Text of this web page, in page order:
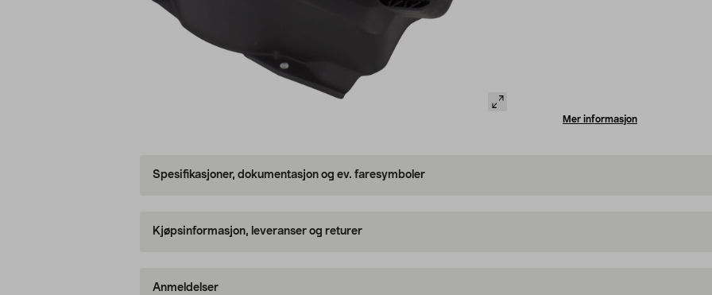
Mer informasjon
Spesifikasjoner, dokumentasjon og ev. faresymboler
Kjøpsinformasjon, leveranser og returer
Anmeldelser